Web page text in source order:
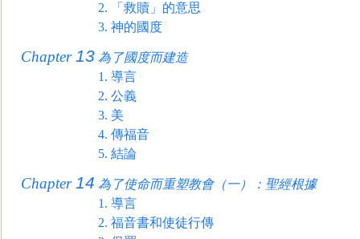
2.
「救贖」的意思
3. 神的國度
Chapter 13 為了國度而建造
1. 導言
2. 公義
3. 美
4. 傳福音
5. 結論
Chapter 14 為了使命而重塑教會（一）：聖經根據
1. 導言
2. 福音書和使徒行傳